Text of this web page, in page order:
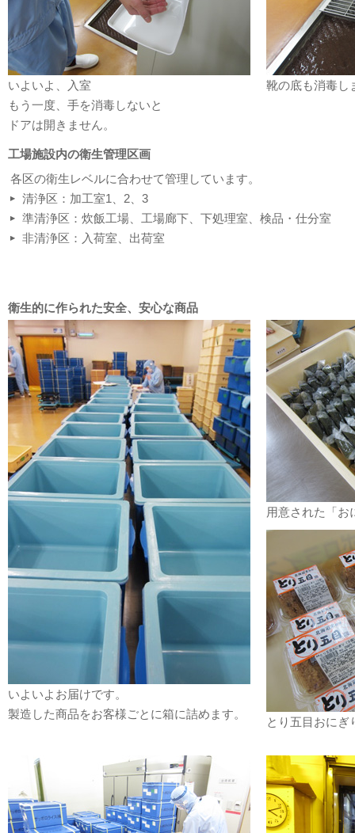
いよいよ、入室
もう一度、手を消毒しないと
ドアは開きません。
靴の底も消毒し
工場施設内の衛生管理区画
各区の衛生レベルに合わせて管理しています。
清浄区：加工室1、2、3
準清浄区：炊飯工場、工場廊下、下処理室、検品・仕分室
非清浄区：入荷室、出荷室
衛生的に作られた安全、安心な商品
いよいよお届けです。
製造した商品をお客様ごとに箱に詰めます。
用意された「お
とり五目おにぎ